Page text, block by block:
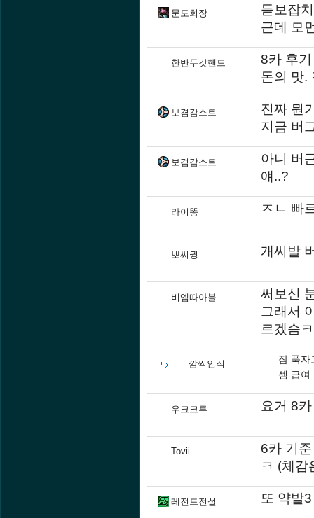
문도회장
듣보잡
근데 모
한반두갓핸드
8카 후기
돈의 맛.
보겸감스트
진짜 뭔
지금 버
보겸감스트
아니 버
얘..?
라이똥 ㅈㄴ 빠
뽀씨귕 개씨발
비엠따아블
써보신
그래서
르겠슴
깜찍인직
잠 푹자
셈 급여
우크크루 요거 8
Tovii
6카 기
ㅋ (체감
레전드전설 또 약발